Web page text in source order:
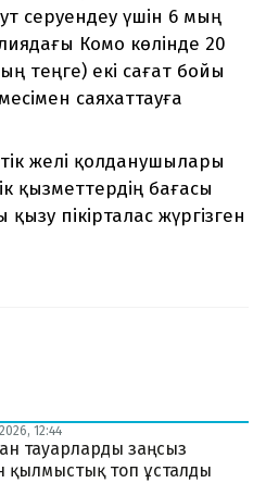
серуендеу үшін 6 мың
Комо көлінде 20
теңге) екі сағат бойы
саяхаттауға
желі қолданушылары
қызметтердің бағасы
пікірталас жүргізген
12:44
тауарларды заңсыз
қылмыстық топ ұсталды